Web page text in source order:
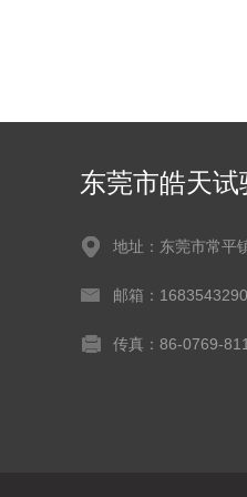
东莞市皓天试
地址：东莞市常平
邮箱：
传真：86-0769-